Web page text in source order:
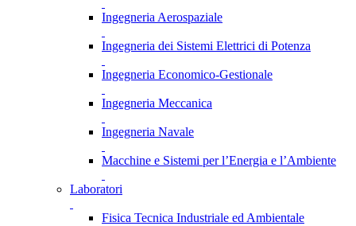
Ingegneria Aerospaziale
Ingegneria dei Sistemi Elettrici di Potenza
Ingegneria Economico-Gestionale
Ingegneria Meccanica
Ingegneria Navale
Macchine e Sistemi per l’Energia e l’Ambiente
Laboratori
Fisica Tecnica Industriale ed Ambientale